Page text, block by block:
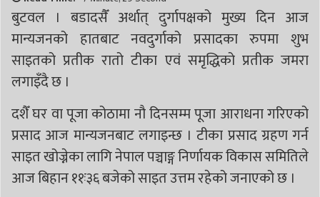
बुटवल । बडादसैँ अर्थात् दुर्गापक्षको मुख्य दिन आज
मान्यजनको हातबाट नवदुर्गाको प्रसादका रुपमा शुभ
साइतको प्रतीक रातो टीका एवं समृद्धिको प्रतीक जमरा
लगाइँदै छ ।
दशैँ घर वा पूजा कोठामा नौ दिनसम्म पूजा आराधना गरिएको
प्रसाद आज मान्यजनबाट लगाइन्छ । टीका प्रसाद ग्रहण गर्न
साइत खोज्नेका लागि नेपाल पञ्चाङ्ग निर्णायक विकास समितिले
आज बिहान ११ः३६ बजेको साइत उत्तम रहेको जनाएको छ ।